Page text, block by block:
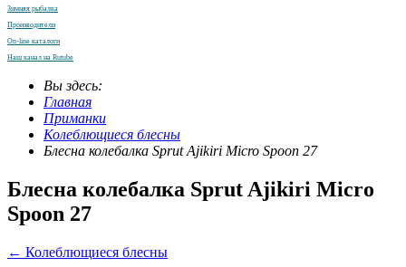
Зимняя рыбалка
Производители
On-line каталоги
Наш канал на Rutube
Вы здесь:
Главная
Приманки
Колеблющиеся блесны
Блесна колебалка Sprut Ajikiri Micro Spoon 27
Блесна колебалка Sprut Ajikiri Micro
Spoon 27
← Колеблющиеся блесны